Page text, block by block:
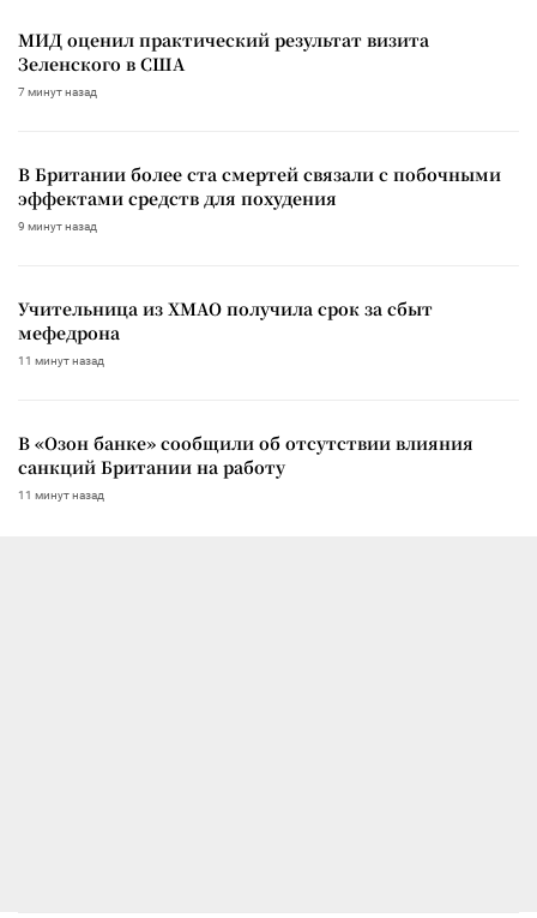
МИД оценил практический результат визита
Зеленского в США
7 минут назад
В Британии более ста смертей связали с побочными
эффектами средств для похудения
9 минут назад
Учительница из ХМАО получила срок за сбыт
мефедрона
11 минут назад
В «Озон банке» сообщили об отсутствии влияния
санкций Британии на работу
11 минут назад